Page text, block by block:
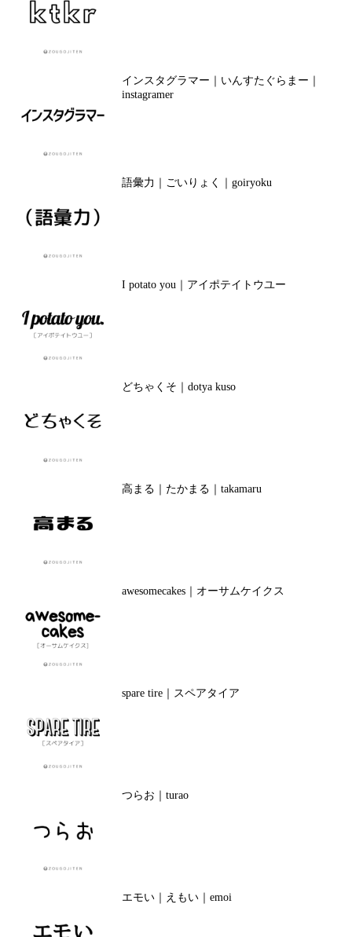
インスタグラマー｜いんすたぐらまー｜
instagramer
語彙力｜ごいりょく｜goiryoku
I potato you｜アイポテイトウユー
どちゃくそ｜dotya kuso
高まる｜たかまる｜takamaru
awesomecakes｜オーサムケイクス
spare tire｜スペアタイア
つらお｜turao
エモい｜えもい｜emoi